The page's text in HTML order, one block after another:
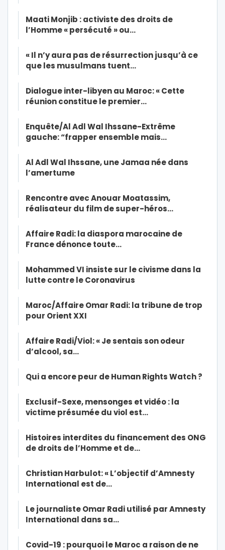
Maati Monjib : activiste des droits de
l’Homme « persécuté » ou…
« Il n’y aura pas de résurrection jusqu’à ce
que les musulmans tuent…
Dialogue inter-libyen au Maroc: « Cette
réunion constitue le premier…
Enquête/Al Adl Wal Ihssane-Extrême
gauche: “frapper ensemble mais…
Al Adl Wal Ihssane, une Jamaa née dans
l’amertume
Rencontre avec Anouar Moatassim,
réalisateur du film de super-héros…
Affaire Radi: la diaspora marocaine de
France dénonce toute…
Mohammed VI insiste sur le civisme dans la
lutte contre le Coronavirus
Maroc/Affaire Omar Radi: la tribune de trop
pour Orient XXI
Affaire Radi/Viol: « Je sentais son odeur
d’alcool, sa…
Qui a encore peur de Human Rights Watch ?
Exclusif-Sexe, mensonges et vidéo : la
victime présumée du viol est…
Histoires interdites du financement des ONG
de droits de l’Homme et de…
Christian Harbulot: « L’objectif d’Amnesty
International est de…
Le journaliste Omar Radi utilisé par Amnesty
International dans sa…
Covid-19 : pourquoi le Maroc a raison de ne